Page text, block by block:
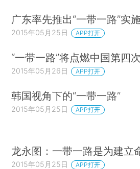
广东率先推出“一带一路”实
2015年05月25日 APP打开
“一带一路”将点燃中国第四
2015年05月26日 APP打开
韩国视角下的“一带一路”
2015年05月25日 APP打开
龙永图：一带一路是为建立
2015年05月25日 APP打开